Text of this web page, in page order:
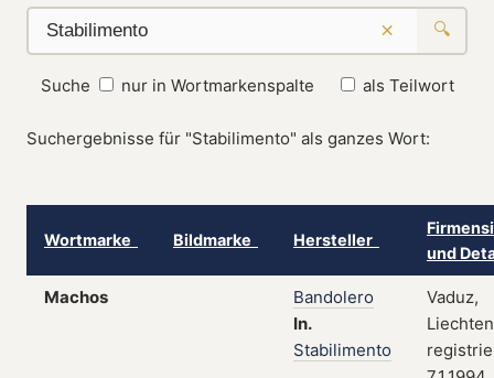
× 🔍
Suche nur in Wortmarkenspalte als Teilwort
Suchergebnisse für "Stabilimento" als ganzes Wort:
Wortmarke Bildmarke Hersteller
und
Machos
Bandolero
In.
Stabilimento
Vaduz,